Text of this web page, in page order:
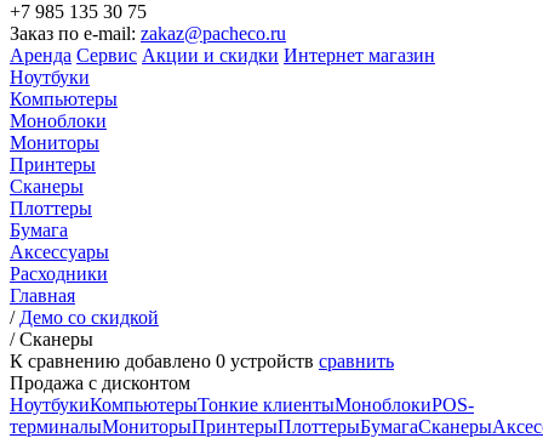
+7 985 135 30 75
Заказ по e-mail: zakaz@pacheco.ru
Аренда Сервис Акции и скидки Интернет магазин
Ноутбуки
Компьютеры
Моноблоки
Мониторы
Принтеры
Сканеры
Плоттеры
Бумага
Аксессуары
Расходники
Главная
/ Демо со скидкой
/Сканеры
К сравнению добавлено 0 устройств сравнить
Продажа с дисконтом
НоутбукиКомпьютерыТонкие клиентыМоноблокиPOS-
терминалыМониторыПринтерыПлоттерыБумагаСканеры